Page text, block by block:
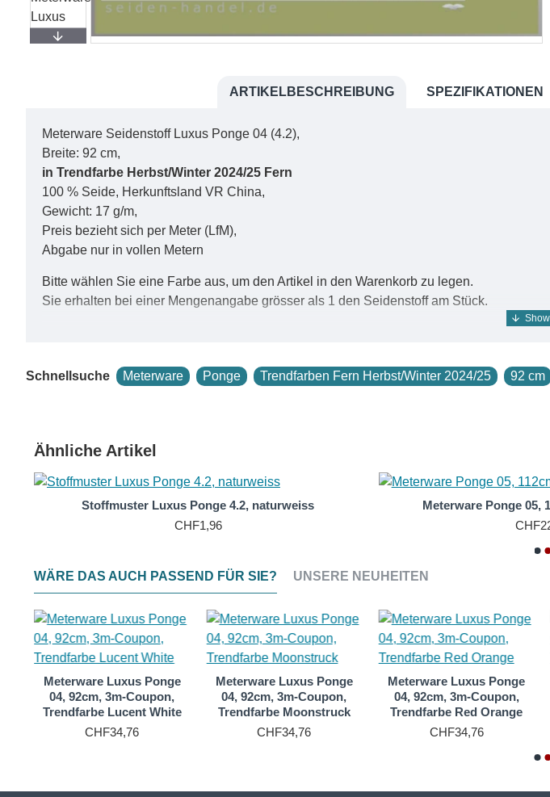
ARTIKELBESCHREIBUNG SPEZIFIKATIONEN
Meterware Seidenstoff Luxus Ponge 04 (4.2),
Breite: 92 cm,
in Trendfarbe Herbst/Winter 2024/25 Fern
100 % Seide, Herkunftsland VR China,
Gewicht: 17 g/m,
Preis bezieht sich per Meter (LfM),
Abgabe nur in vollen Metern
Bitte wählen Sie eine Farbe aus, um den Artikel in den Warenkorb zu legen.
Sie erhalten bei einer Mengenangabe grösser als 1 den Seidenstoff am Stück.
Pongé 4.2 (4.2 m/m, Reinseidengewebe) eignet sich dagegen hervorragend für
Es ist ein atmungsaktives, 100 % reines Naturprodukt.
Da dieses Material zudem sehr preiswert ist, wird es in Schulen, Freizeiteinrichtungen
Luxus Ponge 4.2 wird bei uns als Meterware in 90 cm Breite und in Form rollierter
Schnellsuche Meterware Ponge Trendfarben Fern Herbst/Winter 2024/25 92 cm
Ähnliche Artikel
Stoffmuster Luxus Ponge 4.2, naturweiss
CHF1,96
Meterware Ponge 05,
WÄRE DAS AUCH PASSEND FÜR SIE? UNSERE NEUHEITEN
Meterware Luxus Ponge
04, 92cm, 3m-Coupon,
Trendfarbe Lucent White
CHF34,76
Meterware Luxus Ponge
04, 92cm, 3m-Coupon,
Trendfarbe Moonstruck
CHF34,76
Meterware Luxus Ponge
04, 92cm, 3m-Coupon,
Trendfarbe Red Orange
CHF34,76